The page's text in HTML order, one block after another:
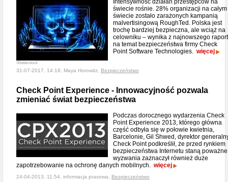
Shutterstock
Intensywność działań przestępców na
świecie rośnie. 28% organizacji na całym
świecie zostało zarażonych kampanią
malvertisingową RoughTed. Polska jest
trochę bardziej bezpieczna, ale wciąż na
celowniku – wynika z najnowszego
na temat bezpieczeństwa firmy Check
Point Software Technologies. więcej
31-07-2017, 14:18, Maya Horowitz, Bezpieczeństwo
Check Point Experience - Innowacyjność pozwala
zmieniać świat bezpieczeństwa
Podczas dorocznego wydarzenia Check
Point Experience 2013, którego główna
część odbyła się w połowie kwietnia,
Barcelonie, Gil Shwed, dyrektor
Check Point podkreślił, że przed rynkiem
bezpieczeństwa Internetu staną poważne
wyzwania zaznaczył również duże
zapotrzebowanie na ochronę danych mobilnych. więcej
24-04-2013, 11:54, informacja prasowa, Bezpieczeństwo